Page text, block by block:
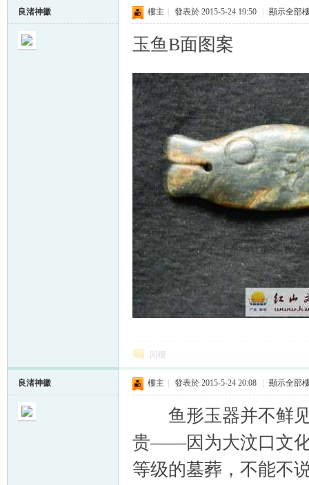
良渚神徽 樓主 發表於 2015-5-24 19:50 顯示全部
玉鱼B面图案
回復
良渚神徽 樓主 發表於 2015-5-24 20:08 顯示全部
鱼形玉器并不鲜见
贵——因为大汶口文化
等级的墓葬，不能不